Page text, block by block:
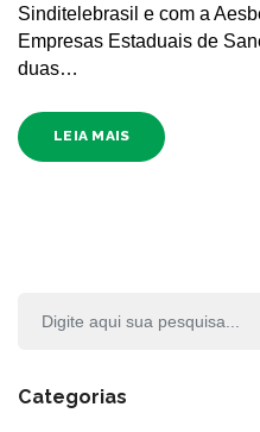
Sinditelebrasil e com a
Empresas Estaduais de
duas…
LEIA MAIS
Categorias